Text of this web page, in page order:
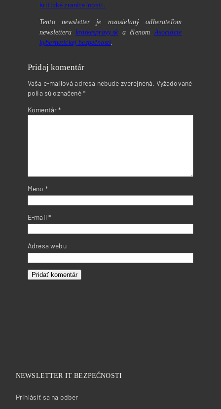
kritické zraniteľnosti.
Tento newsletter je rozosielaný odberateľom
newsletterukratkespravy.ska členomAsociácie
kybernetickej bezpečnosti.
Pridaj komentár
Vaša e-mailová adresa nebude zverejnená. Vyžadované
polia sú označené*
Komentár*
Meno *
E-mail*
Adresa webu
NEWSLETTER IT BEZPEČNOSTI
Prihlásiť sa na odber